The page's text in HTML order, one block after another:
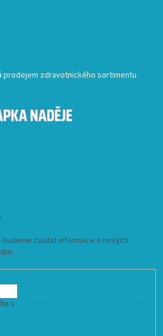
prodejem zdravotnického sortimentu.
budeme zasílat informace o nových
s